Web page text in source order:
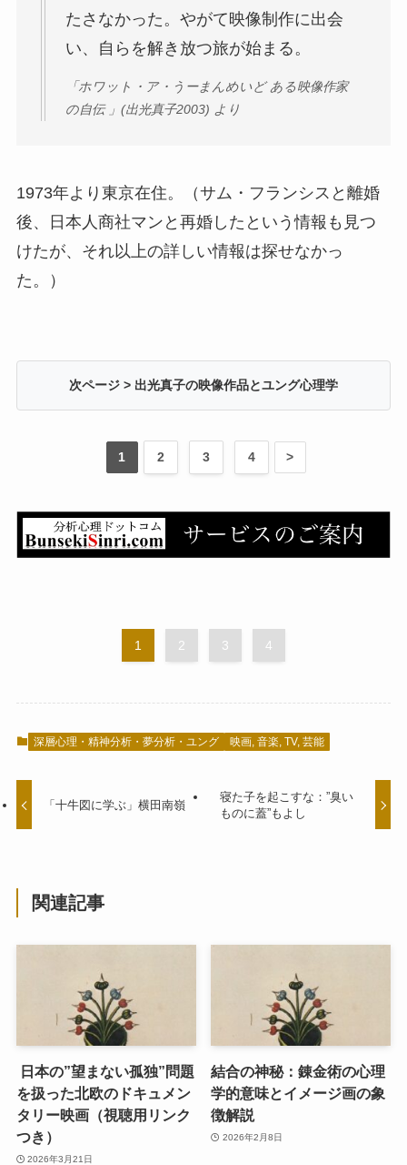
たさなかった。やがて映像制作に出会
い、自らを解き放つ旅が始まる。
「ホワット・ア・うーまんめいど ある映像作家
の自伝 」(出光真子2003) より
1973年より東京在住。（サム・フランシスと離婚
後、日本人商社マンと再婚したという情報も見つ
けたが、それ以上の詳しい情報は探せなかっ
た。）
次ページ > 出光真子の映像作品とユング心理学
1 2 3 4 >
1 2 3 4
深層心理・精神分析・夢分析・ユング 映画, 音楽, TV, 芸能
「十牛図に学ぶ」横田南嶺
寝た子を起こすな：”臭い
ものに蓋”もよし
関連記事
日本の”望まない孤独”問題
を扱った北欧のドキュメン
タリー映画（視聴用リンク
つき）
2026年3月21日
結合の神秘：錬金術の心理
学的意味とイメージ画の象
徴解説
2026年2月8日